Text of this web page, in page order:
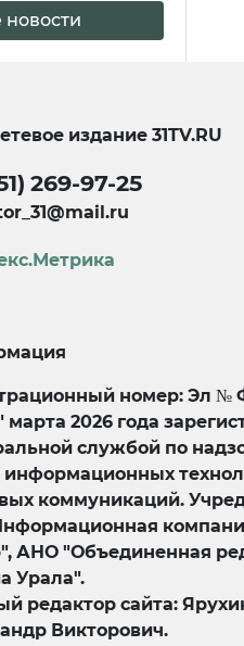
новости
издание31TV.RU
269-97-25
номер: Эл №
марта 2026 года
службой по
информационных
коммуникаций.
АНО "Объединенная
Урала".
редактор сайта:
Викторович.